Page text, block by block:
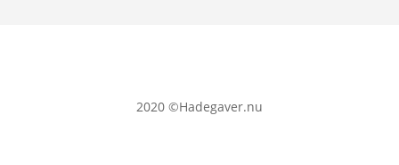
2020 ©Hadegaver.nu